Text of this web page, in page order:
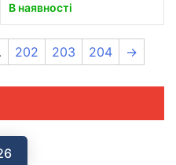
В наявності
202 203 204 →